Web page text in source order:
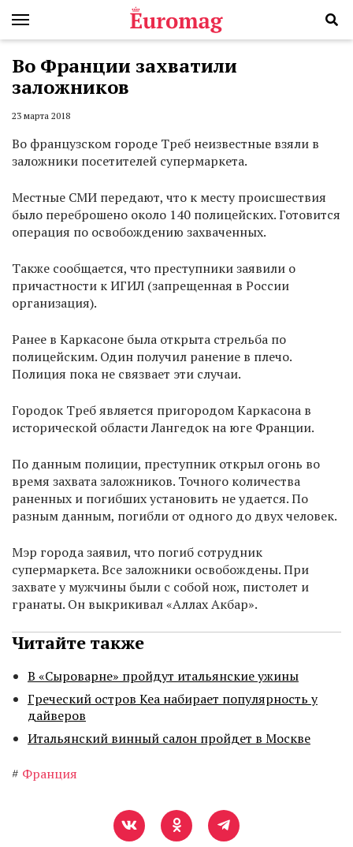
Во Франции захватили
заложников
23 марта 2018
Во французском городе Треб неизвестные взяли в
заложники посетителей супермаркета.
Местные СМИ передают, что к месту происшествия
было переброшено около 140 полицейских. Готовится
операция по освобождению захваченных.
Также сообщается, что преступники заявили о
причастности к ИГИЛ (запрещенная в России
организация).
Ранее в Каркасоне была открыта стрельба по
полицейским. Один получил ранение в плечо.
Полиция пока не связвает эти случаи.
Городок Треб является пригородом Каркасона в
исторической области Лангедок на юге Франции.
По данным полиции, преступник открыл огонь во
время захвата заложников. Точного количества
раненных и погибших установить не удается. По
разным данным, погибли от одного до двух человек.
Мэр города заявил, что погиб сотрудник
супермаркета. Все заложники освобождены. При
захвате у мужчины были с собой нож, пистолет и
гранаты. Он выкрикивал «Аллах Акбар».
Читайте также
В «Сыроварне» пройдут итальянские ужины
Греческий остров Кеа набирает популярность у
дайверов
Итальянский винный салон пройдет в Москве
# Франция